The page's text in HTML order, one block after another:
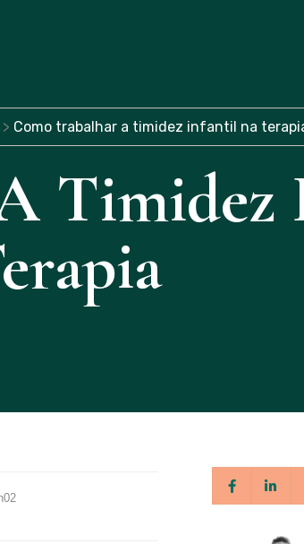
Como trabalhar a timidez infantil na